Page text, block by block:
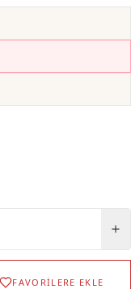
FAVORİLERE EKLE